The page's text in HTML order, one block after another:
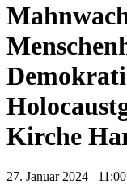
Kirche
27. Januar 2024